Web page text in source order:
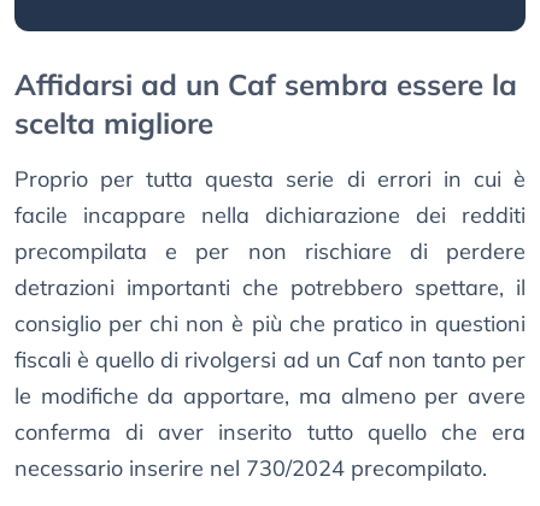
Affidarsi ad un Caf sembra essere la
scelta migliore
Proprio per tutta questa serie di errori in cui è
facile incappare nella dichiarazione dei redditi
precompilata e per non rischiare di perdere
detrazioni importanti che potrebbero spettare, il
consiglio per chi non è più che pratico in questioni
fiscali è quello di rivolgersi ad un Caf non tanto per
le modifiche da apportare, ma almeno per avere
conferma di aver inserito tutto quello che era
necessario inserire nel 730/2024 precompilato.